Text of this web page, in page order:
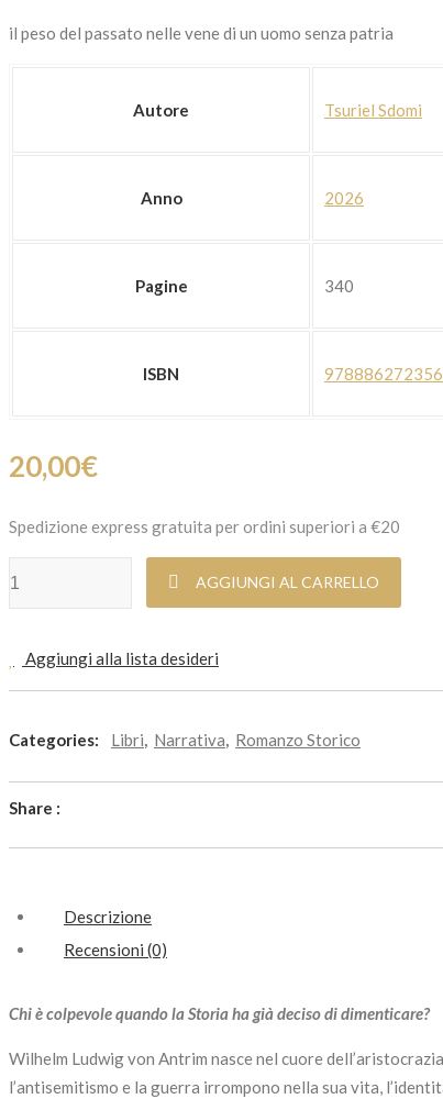
il peso del passato nelle vene di un uomo senza patria
Autore Tsuriel Sdomi
Anno 2026
Pagine 340
ISBN
20,00€
Spedizione express gratuita per ordini superiori a €20
Il caso del medico tedesco quantità
AGGIUNGI AL CARRELLO
Aggiungi alla lista desideri
Categories: Libri, Narrativa, Romanzo Storico
Share :
Descrizione
Recensioni (0)
Chi è colpevole quando la Storia ha già deciso di dimenticare?
Wilhelm Ludwig von Antrim nasce nel cuore
l’antisemitismo e la guerra irrompono nella sua vita,